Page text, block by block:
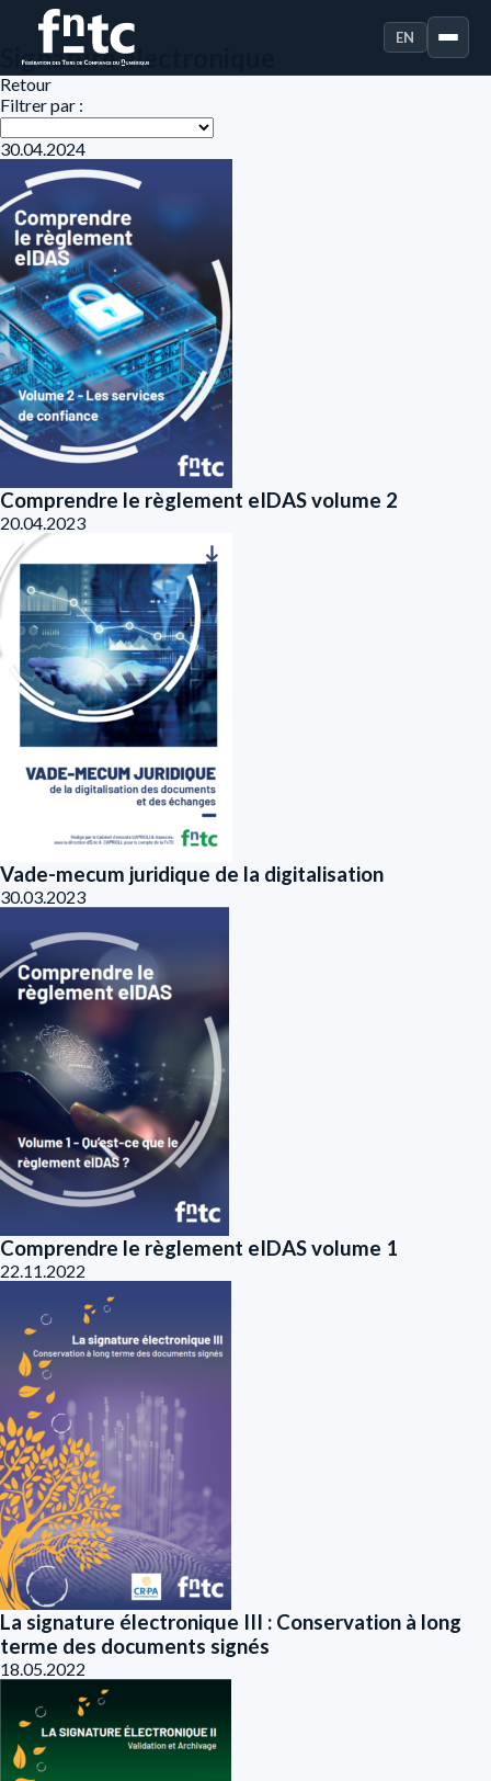
EN
Signature électronique
Retour
Filtrer par :
30.04.2024
Comprendre le règlement eIDAS volume 2
20.04.2023
Vade-mecum juridique de la digitalisation
30.03.2023
Comprendre le règlement eIDAS volume 1
22.11.2022
La signature électronique III : Conservation à long
terme des documents signés
18.05.2022